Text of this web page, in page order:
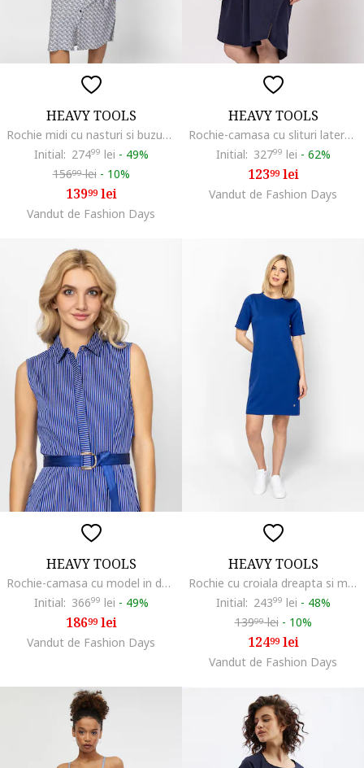
HEAVY TOOLS
Rochie midi cu nasturi si buzunare Vaelina, Alb murdar/Albastru deschis
Initial: 27499 lei - 49%
15699lei - 10%
13999lei
Vandut de Fashion Days
HEAVY TOOLS
Rochie-camasa cu slituri laterale Villach, Bleumarin
Initial: 32799 lei - 62%
12399lei
Vandut de Fashion Days
HEAVY TOOLS
Rochie-camasa cu model in dungi si curea in talie Virag, Albastru pastel
Initial: 36699 lei - 49%
18699lei
Vandut de Fashion Days
HEAVY TOOLS
Rochie cu croiala dreapta si model uni Velje, Albastru royal
Initial: 24399 lei - 48%
13999lei - 10%
12499lei
Vandut de Fashion Days